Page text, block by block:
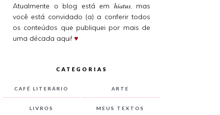
Atualmente o blog está em hiatus, mas
você está convidado (a) a conferir todos
os conteúdos que publiquei por mais de
uma década aqui! ♥
CATEGORIAS
CAFÉ LITERÁRIO ARTE
LIVROS MEUS TEXTOS